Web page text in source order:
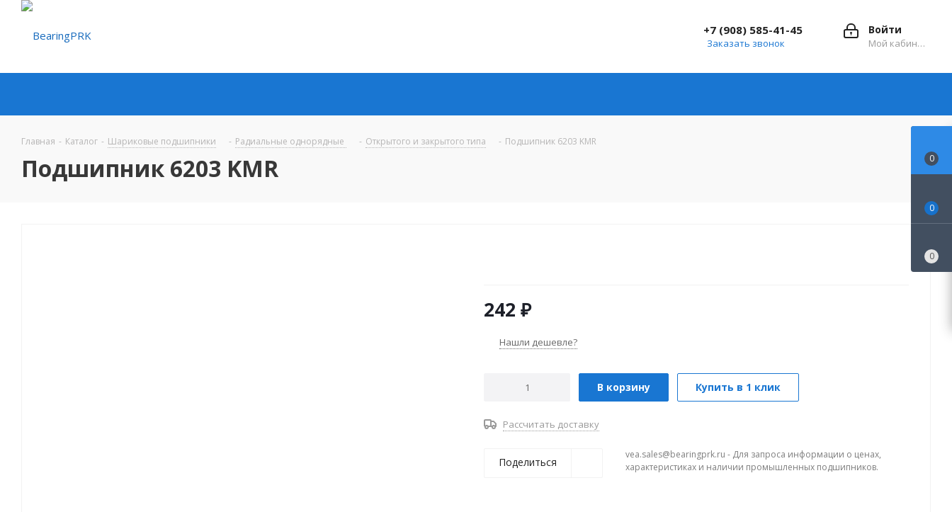
Войти
Мой кабинет
+7 (908) 585-41-45
Заказать звонок
Главная - Каталог - Шариковые подшипники - Радиальные однорядные - Открытого и закрытого типа - Подшипник 6203 KMR
Подшипник 6203 KMR
242 ₽
Нашли дешевле?
В корзину Купить в 1 клик
Рассчитать доставку
Поделиться
vea.sales@bearingprk.ru - Для запроса информации о ценах,
характеристиках и наличии промышленных подшипников.
0
0
0